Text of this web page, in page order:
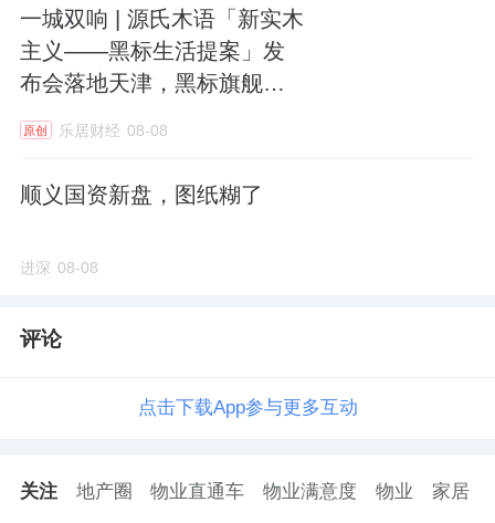
一城双响 | 源氏木语「新实木
主义——黑标生活提案」发
布会落地天津，黑标旗舰店
盛大启幕
原创 乐居财经 08-08
顺义国资新盘，图纸糊了
进深 08-08
评论
点击下载App参与更多互动
关注 地产圈 物业直通车 物业满意度 物业 家居